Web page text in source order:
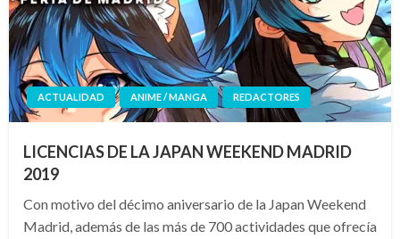
ACTUALIDAD ANIME / MANGA REDACTORES
LICENCIAS DE LA JAPAN WEEKEND MADRID
2019
Con motivo del décimo aniversario de la Japan Weekend
Madrid, además de las más de 700 actividades que ofrecía